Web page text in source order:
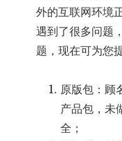
外的互联网环境
遇到了很多问题
题，现在可为您
原版包：顾
产品包，未
全；